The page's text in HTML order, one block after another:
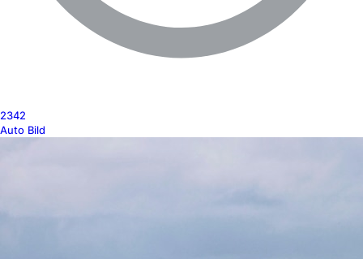
2342
Auto Bild